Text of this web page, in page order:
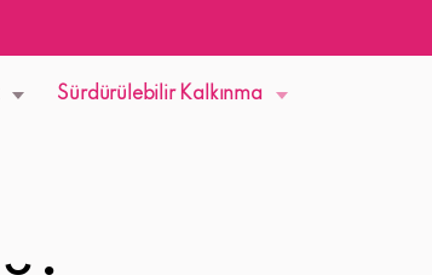
Sürdürülebilir Kalkınma